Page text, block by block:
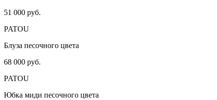
51 000 руб.
PATOU
Блуза песочного цвета
68 000 руб.
PATOU
Юбка миди песочного цвета